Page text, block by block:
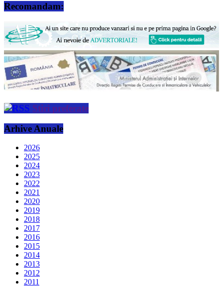
Recomandam:
Stiri preferate
Arhive Anuale
2026
2025
2024
2023
2022
2021
2020
2019
2018
2017
2016
2015
2014
2013
2012
2011